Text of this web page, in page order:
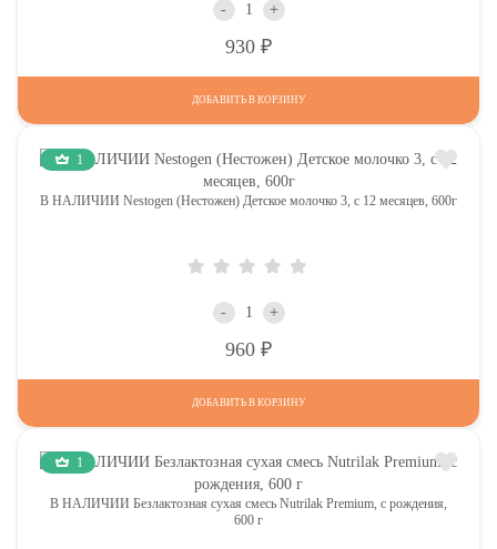
- +
930
ДОБАВИТЬ В КОРЗИНУ
1
В НАЛИЧИИ Nestogen (Нестожен) Детское молочко 3, c 12 месяцев, 600г
- +
960
ДОБАВИТЬ В КОРЗИНУ
1
В НАЛИЧИИ Безлактозная сухая смесь Nutrilak Premium, с рождения,
600 г